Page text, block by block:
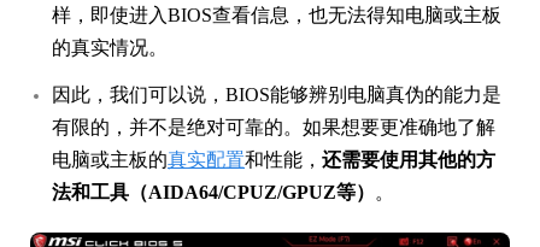
样，即使进入BIOS查看信息，也无法得知电脑或主板
的真实情况。
因此，我们可以说，BIOS能够辨别电脑真伪的能力是
有限的，并不是绝对可靠的。如果想要更准确地了解
电脑或主板的真实配置和性能， 还需要使用其他的方
法和工具（AIDA64/CPUZ/GPUZ等）
。